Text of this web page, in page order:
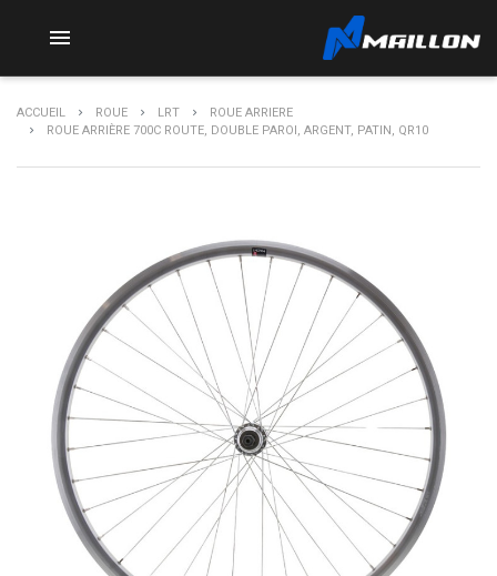

ACCUEIL ROUE LRT
ROUE ARRIERE
ROUE ARRIÈRE 700C ROUTE, DOUBLE PAROI, ARGENT, PATIN, QR10